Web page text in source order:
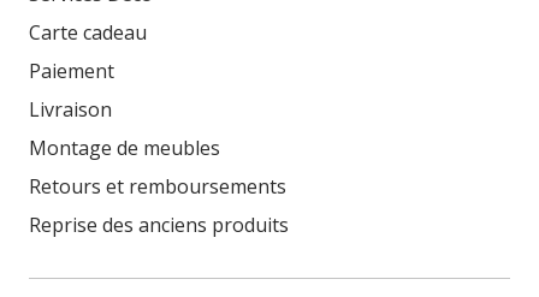
Carte cadeau
Paiement
Livraison
Montage de meubles
Retours et remboursements
Reprise des anciens produits